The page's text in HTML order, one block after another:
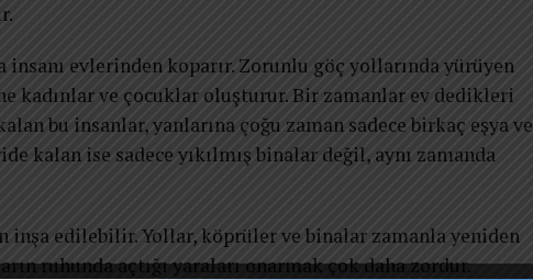
insanı evlerinden koparır. Zorunlu göç yollarında yürüyen
kadınlar ve çocuklar oluşturur. Bir zamanlar ev dedikleri
bu insanlar, yanlarına çoğu zaman sadece birkaç eşya ve
kalan ise sadece yıkılmış binalar değil, aynı zamanda
inşa edilebilir. Yollar, köprüler ve binalar zamanla yeniden
ruhunda açtığı yaraları onarmak çok daha zordur.